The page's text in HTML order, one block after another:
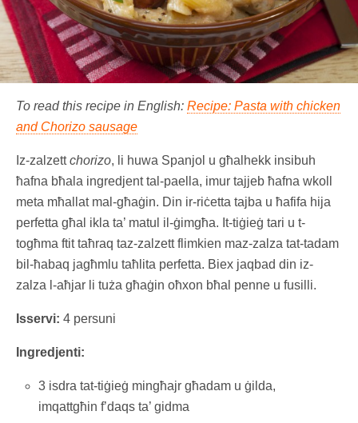
To read this recipe in English: Recipe: Pasta with chicken
and Chorizo sausage
Iz-zalzettchorizo, li huwa Spanjol u għalhekk insibuh
ħafna bħala ingredjent tal-paella, imur tajjeb ħafna wkoll
meta mħallat mal-għaġin. Din ir-riċetta tajba u ħafifa hija
perfetta għal ikla ta’ matul il-ġimgħa. It-tiġieġ tari u t-
togħma ftit taħraq taz-zalzett flimkien maz-zalza tat-tadam
bil-ħabaq jagħmlu taħlita perfetta. Biex jaqbad din iz-
zalza l-aħjar li tuża għaġin oħxon bħal penne u fusilli.
Isservi: 4 persuni
Ingredjenti:
3 isdra tat-tiġieġ mingħajr għadam u ġilda,
imqattgħin f’daqs ta’ gidma